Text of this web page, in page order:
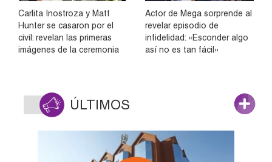
Carlita Inostroza y Matt
Hunter se casaron por el
civil: revelan las primeras
imágenes de la ceremonia
Actor de Mega sorprende al
revelar episodio de
infidelidad: «Esconder algo
así no es tan fácil»
ÚLTIMOS